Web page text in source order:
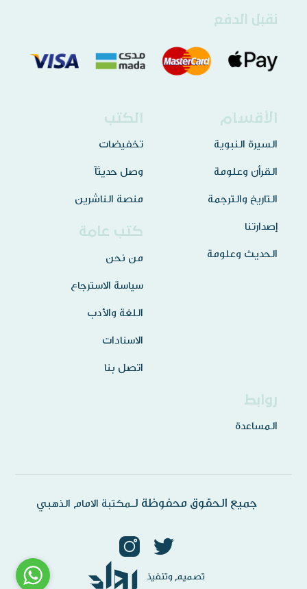
نقبل الدفع
الأقسام
السيرة النبوية
القرأن وعلومة
التاريخ والترجمة
إصدارتنا
الحديث وعلومة
الكتب
تخفيضات
وصل حديثآ
منصة الناشرين
كتب عامة
من نحن
سياسة الاسترجاع
اللغة والأدب
الاسنادات
اتصل بنا
روابط
المساعدة
جميع الحقوق محفوظة لـمكتبة الامام الذهبي
تصميم وتنفيذ